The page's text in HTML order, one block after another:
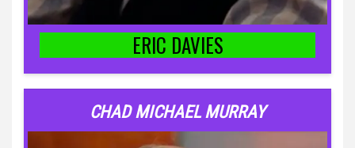
ERIC DAVIES
CHAD MICHAEL MURRAY